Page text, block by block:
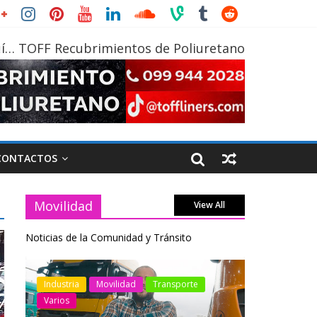
TOFF Recubrimientos de Poliuretano
Movilidad View All
Noticias de la Comunidad y Tránsito
Industria Movilidad
Transporte
Varios